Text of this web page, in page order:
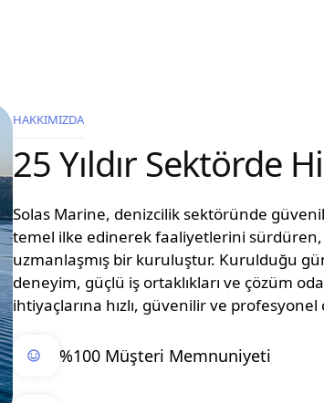
HAKKIMIZDA
25 Yıldır Sektörde
Solas Marine, denizcilik sektöründe
temel ilke edinerek faaliyetlerini
uzmanlaşmış bir kuruluştur. Kurulduğu
deneyim, güçlü iş ortaklıkları ve çözüm
ihtiyaçlarına hızlı, güvenilir ve
%100 Müşteri Memnuniyeti